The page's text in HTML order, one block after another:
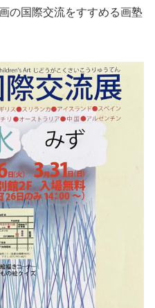
国際交流をすすめる画塾